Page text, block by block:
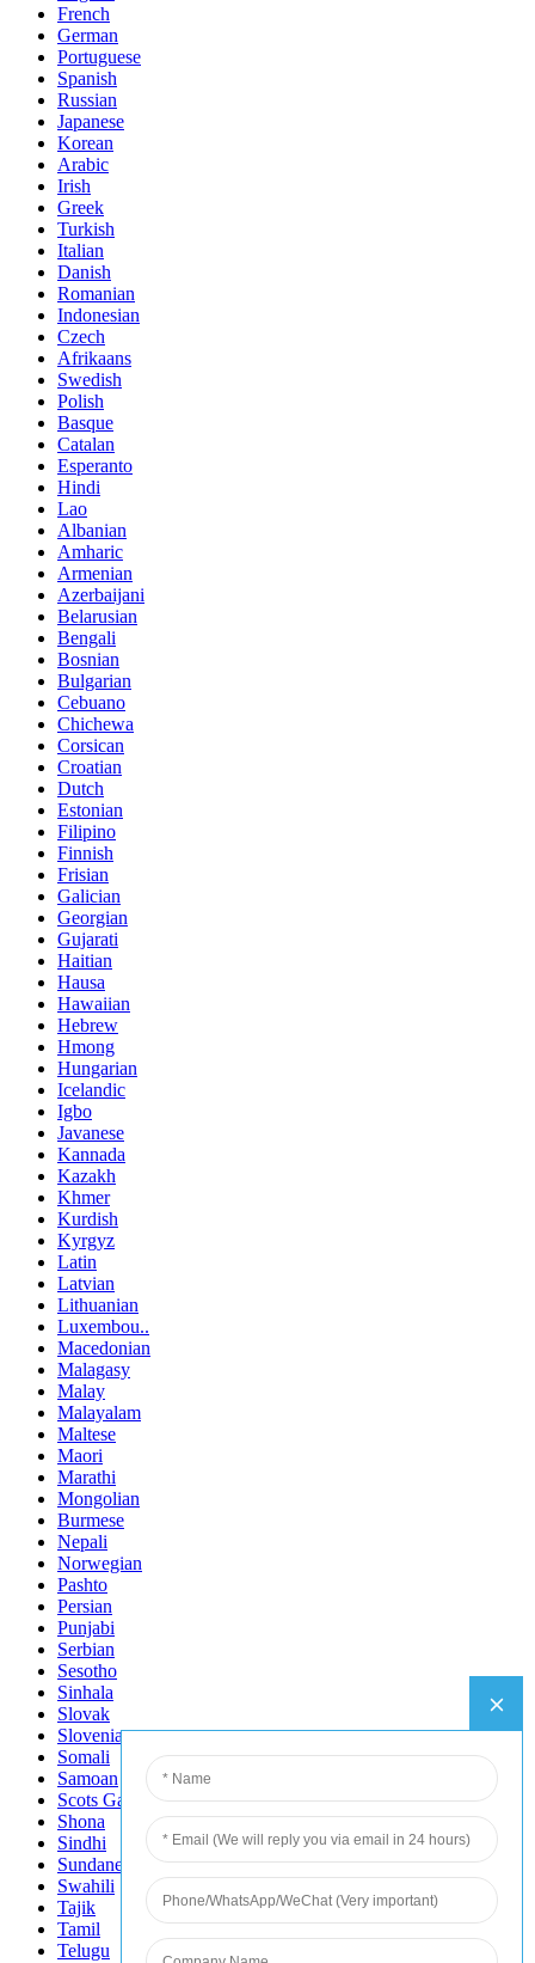
French
German
Portuguese
Spanish
Russian
Japanese
Korean
Arabic
Irish
Greek
Turkish
Italian
Danish
Romanian
Indonesian
Czech
Afrikaans
Swedish
Polish
Basque
Catalan
Esperanto
Hindi
Lao
Albanian
Amharic
Armenian
Azerbaijani
Belarusian
Bengali
Bosnian
Bulgarian
Cebuano
Chichewa
Corsican
Croatian
Dutch
Estonian
Filipino
Finnish
Frisian
Galician
Georgian
Gujarati
Haitian
Hausa
Hawaiian
Hebrew
Hmong
Hungarian
Icelandic
Igbo
Javanese
Kannada
Kazakh
Khmer
Kurdish
Kyrgyz
Latin
Latvian
Lithuanian
Luxembou..
Macedonian
Malagasy
Malay
Malayalam
Maltese
Maori
Marathi
Mongolian
Burmese
Nepali
Norwegian
Pashto
Persian
Punjabi
Serbian
Sesotho
Sinhala
Slovak
Slovenian
Somali
Samoan
Scots Gaelic
Shona
Sindhi
Sundanese
Swahili
Tajik
Tamil
Telugu